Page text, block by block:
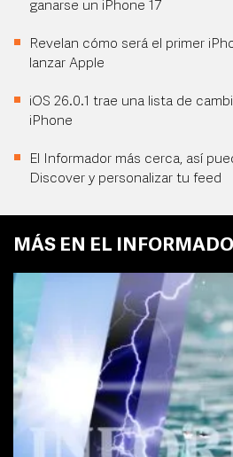
ganarse un iPhone 17
Revelan cómo será el primer
lanzar Apple
iOS 26.0.1 trae una lista de
iPhone
El Informador más cerca, así
Discover y personalizar tu feed
MÁS EN EL